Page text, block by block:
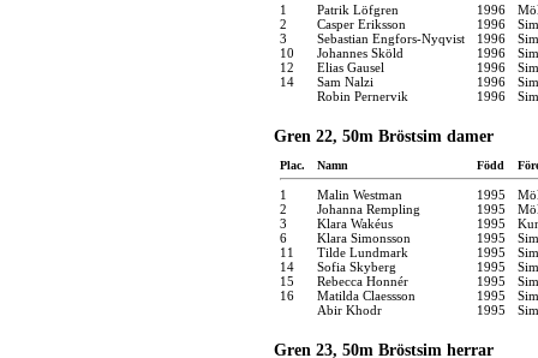
1 Patrik Löfgren 1996
2
Casper Eriksson 1996
3
Sebastian Engfors-Nyqvist 1996
10
Johannes Sköld 1996
12
Elias Gausel 1996
14
Sam Nalzi 1996
Robin Pernervik
1996
Gren 22, 50m Bröstsim damer
Plac. Namn Född
1 Malin Westman 1995
2
Johanna Rempling 1995
3
Klara Wakéus 1995
6
Klara Simonsson 1995
11
Tilde Lundmark 1995
14
Sofia Skyberg 1995
15
Rebecca Honnér 1995
16
Matilda Claessson 1995
Abir Khodr
1995
Gren 23, 50m Bröstsim herrar